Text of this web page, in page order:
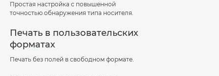
Простая настройка с повышенной
точностью обнаружения типа носителя.
Печать в пользовательских
форматах
Печать без полей в свободном формате.